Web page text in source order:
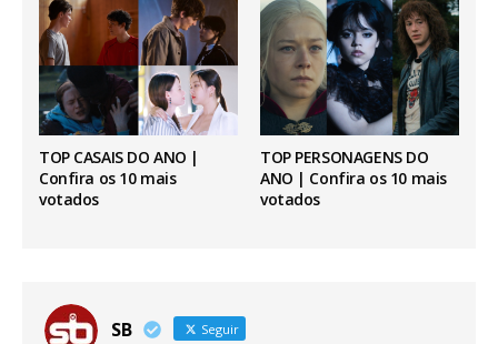
TOP CASAIS DO ANO |
Confira os 10 mais
votados
TOP PERSONAGENS DO
ANO | Confira os 10 mais
votados
SB Seguir